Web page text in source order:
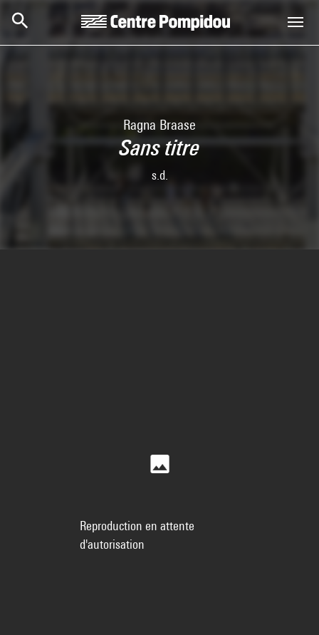
Ragna Braase
Sans titre
s.d.
Reproduction en attente
d'autorisation